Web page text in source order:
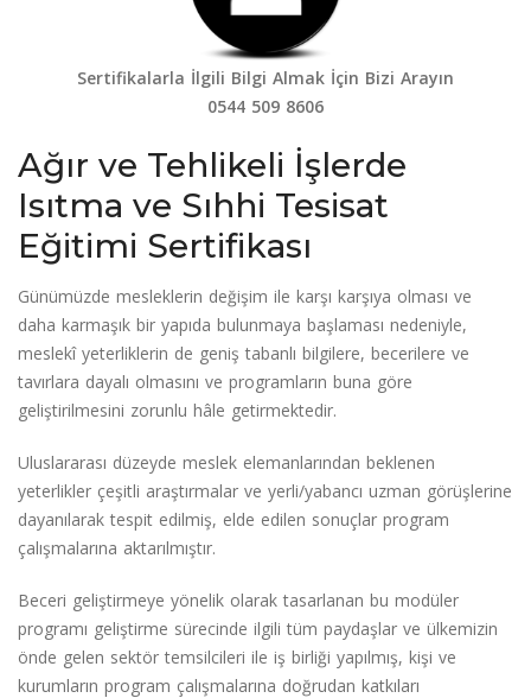
Sertifikalarla İlgili Bilgi Almak İçin Bizi Arayın
0544 509 8606
Ağır ve Tehlikeli İşlerde
Isıtma ve Sıhhi Tesisat
Eğitimi Sertifikası
Günümüzde mesleklerin değişim ile karşı karşıya olması ve
daha karmaşık bir yapıda bulunmaya başlaması nedeniyle,
meslekî yeterliklerin de geniş tabanlı bilgilere, becerilere ve
tavırlara dayalı olmasını ve programların buna göre
geliştirilmesini zorunlu hâle getirmektedir.
Uluslararası düzeyde meslek elemanlarından beklenen
yeterlikler çeşitli araştırmalar ve yerli/yabancı uzman görüşlerine
dayanılarak tespit edilmiş, elde edilen sonuçlar program
çalışmalarına aktarılmıştır.
Beceri geliştirmeye yönelik olarak tasarlanan bu modüler
programı geliştirme sürecinde ilgili tüm paydaşlar ve ülkemizin
önde gelen sektör temsilcileri ile iş birliği yapılmış, kişi ve
kurumların program çalışmalarına doğrudan katkıları